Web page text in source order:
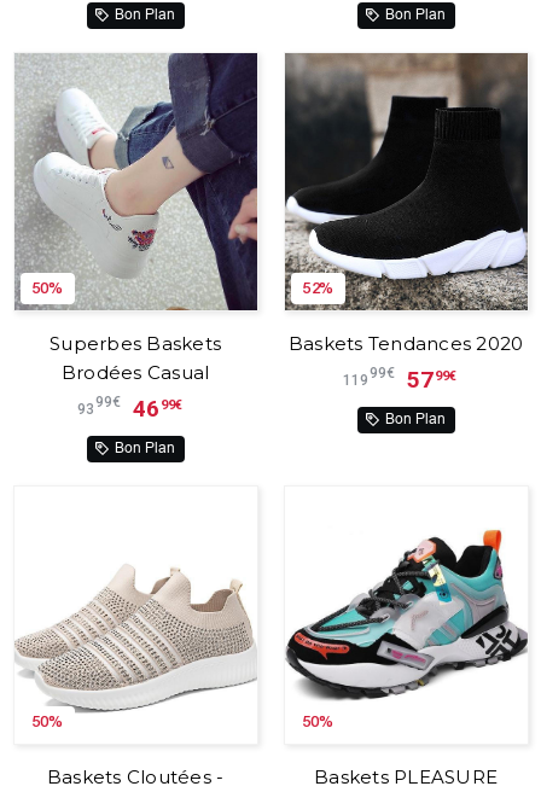
Bon Plan Bon Plan
50%
Superbes Baskets
Brodées Casual
9399€ 46 99€
Bon Plan
52%
Baskets Tendances 2020
11999€ 5799€
Bon Plan
50%
Baskets Cloutées -
50%
Baskets PLEASURE